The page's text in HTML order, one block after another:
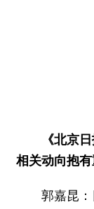
《北京
相关动向抱
郭嘉昆